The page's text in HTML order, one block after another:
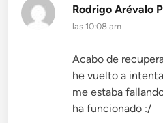
Rodrigo Arévalo
las 10:08 am
Acabo de
he vuelto a
me estaba
ha funcionado :/